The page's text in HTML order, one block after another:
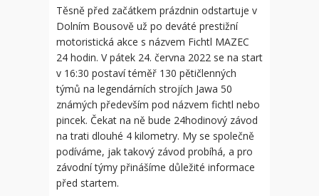
Těsně před začátkem prázdnin odstartuje v
Dolním Bousově už po deváté prestižní
motoristická akce s názvem Fichtl MAZEC
24 hodin. V pátek 24. června 2022 se na start
v 16:30 postaví téměř 130 pětičlenných
týmů na legendárních strojích Jawa 50
známých především pod názvem fichtl nebo
pincek. Čekat na ně bude 24hodinový závod
na trati dlouhé 4 kilometry. My se společně
podíváme, jak takový závod probíhá, a pro
závodní týmy přinášíme důležité informace
před startem.